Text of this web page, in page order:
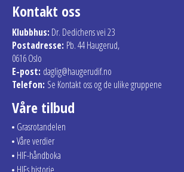
Kontakt oss
Klubbhus: Dr. Dedichens vei 23
Postadresse: Pb. 44 Haugerud,
0616 Oslo
E-post: daglig@haugerudif.no
Telefon: Se Kontakt oss og de ulike gruppene
Våre tilbud
Grasrotandelen
Våre verdier
HIF-håndboka